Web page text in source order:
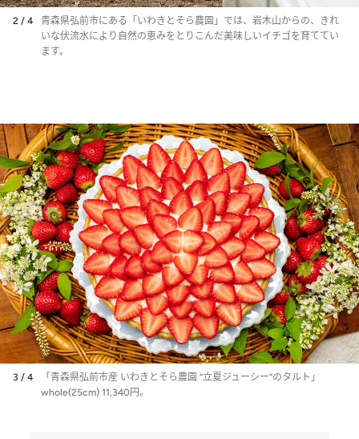
2 / 4
青森県弘前市にある「いわきとそら農園」では、岩木山からの、きれ
いな伏流水により自然の恵みをとりこんだ美味しいイチゴを育ててい
ます。
3 / 4
「青森県弘前市産 いわきとそら農園 “立夏ジューシー”のタルト」
whole(25cm) 11,340円。